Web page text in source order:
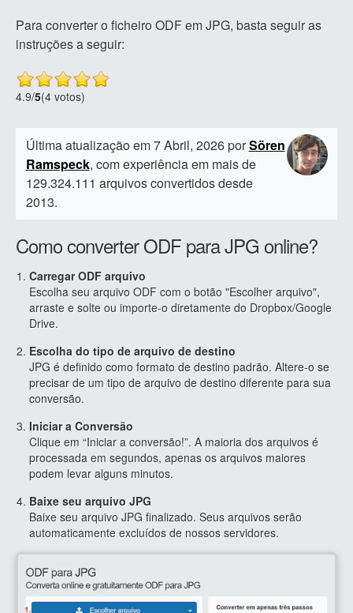
Para converter o ficheiro ODF em JPG, basta seguir as
instruções a seguir:
4.9/5(4 votos)
Última atualização em 7 Abril, 2026 porSören
Ramspeck, com experiência em mais de
129.324.111 arquivos convertidos desde
2013.
Como converter ODF para JPG online?
Carregar ODF arquivo
Escolha seu arquivo ODF com o botão "Escolher arquivo",
arraste e solte ou importe-o diretamente do Dropbox/Google
Drive.
Escolha do tipo de arquivo de destino
JPG é definido como formato de destino padrão. Altere-o se
precisar de um tipo de arquivo de destino diferente para sua
conversão.
Iniciar a Conversão
Clique em “Iniciar a conversão!”. A maioria dos arquivos é
processada em segundos, apenas os arquivos maiores
podem levar alguns minutos.
Baixe seu arquivo JPG
Baixe seu arquivo JPG finalizado. Seus arquivos serão
automaticamente excluídos de nossos servidores.